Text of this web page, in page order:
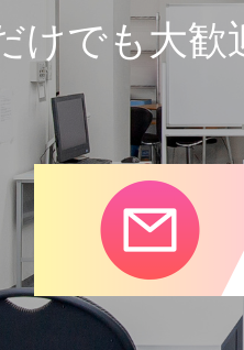
けでも大